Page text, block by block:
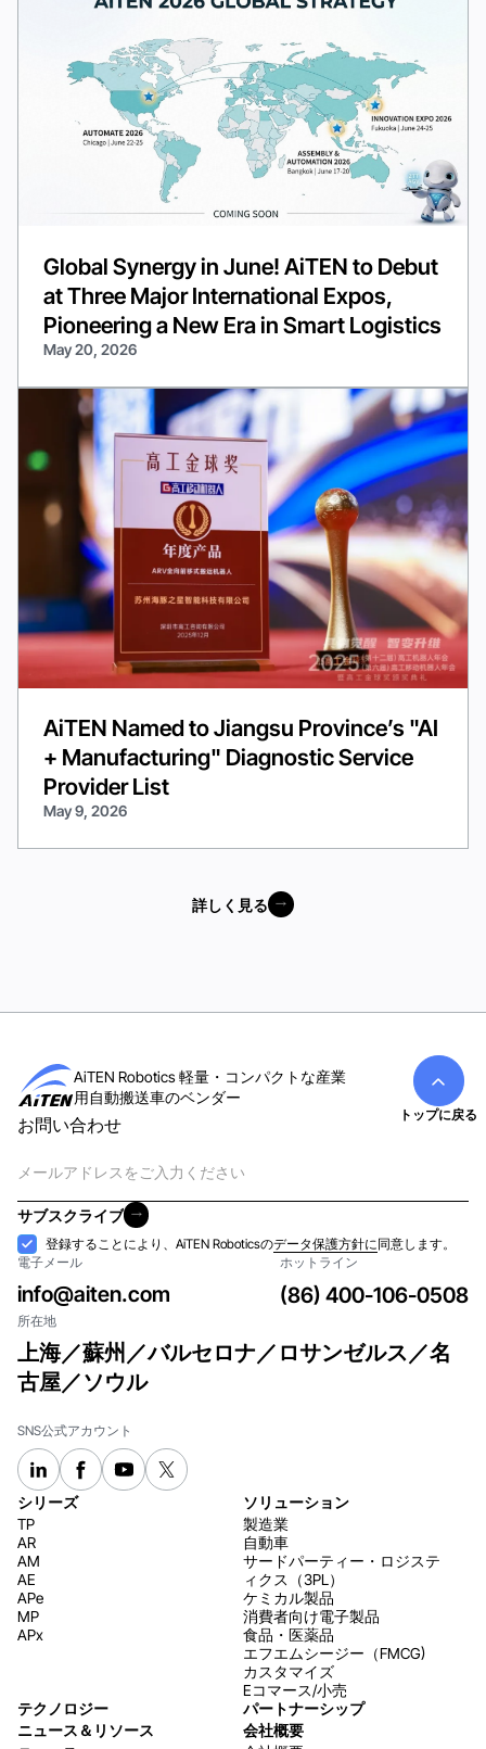
Global Synergy in June! AiTEN to Debut
at Three Major International Expos,
Pioneering a New Era in Smart Logistics
May 20, 2026
AiTEN Named to Jiangsu Province’s "AI
+ Manufacturing" Diagnostic Service
Provider List
May 9, 2026
詳しく見る
AiTEN Robotics 軽量・コンパクトな産業
用自動搬送車のベンダー
お問い合わせ
子
メ
ー
ル
サブスクライブ
サブスクライブ
受
け
入
れ
登録することにより、AiTEN Roboticsのデータ保護方針に同意します。
電子メール
info@aiten.com
ホットライン
(86) 400-106-0508
所在地
上海／蘇州／バルセロナ／ロサンゼルス／名
古屋／ソウル
SNS公式アカウント
シリーズ
TP
AR
AM
AE
APe
MP
APx
ソリューション
製造業
自動車
サードパーティー・ロジステ
ィクス（3PL）
ケミカル製品
消費者向け電子製品
食品・医薬品
エフエムシージー（FMCG)
カスタマイズ
Eコマース/小売
テクノロジー
パートナーシップ
ニュース＆リソース
会社概要
トップに戻る